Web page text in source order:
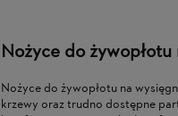
Nożyce do
Nożyce do żywopłotu na
krzewy oraz trudno dostępne